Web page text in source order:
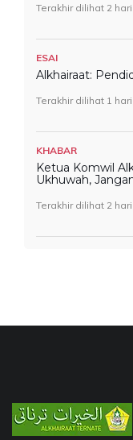
Terakhir dilihat 2
ESAI
Alkhairaat:
Terakhir dilihat 1
KHABAR
Ketua Komwil
Ukhuwah,
Terakhir dilihat 2